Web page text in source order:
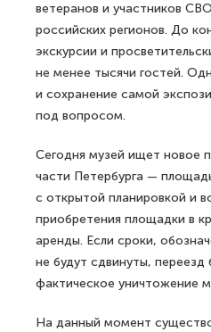
ветеранов и участников
российских регионов. До
экскурсии и
не менее тысячи гостей.
и сохранение самой
под вопросом.
Сегодня музей ищет новое
части Петербурга —
с открытой планировкой и
приобретения площадки в
аренды. Если сроки,
не будут сдвинуты, переезд
фактическое уничтожение
На данный момент